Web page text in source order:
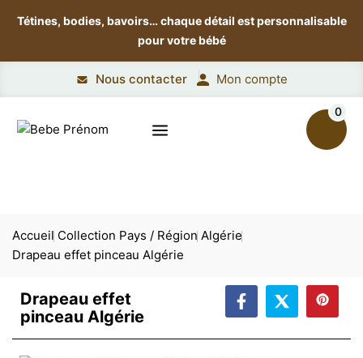
Tétines, bodies, bavoirs…chaque détail est personnalisable
pour votre bébé
Nous contacter Mon compte
0
Accueil Collection Pays / Région Algérie
Drapeau effet pinceau Algérie
Drapeau effet
pinceau Algérie